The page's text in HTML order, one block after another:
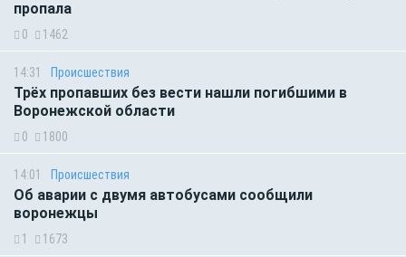
пропала
0 1462
14:31 Происшествия
Трёх пропавших без вести нашли погибшими в
Воронежской области
0 1800
14:01 Происшествия
Об аварии с двумя автобусами сообщили
воронежцы
1 1673